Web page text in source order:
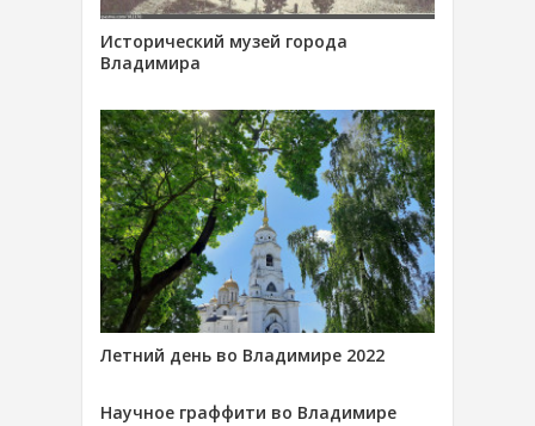
Исторический музей города
Владимира
Летний день во Владимире 2022
Научное граффити во Владимире